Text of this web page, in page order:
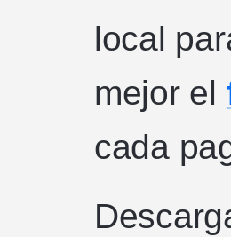
local
mejor el
cada